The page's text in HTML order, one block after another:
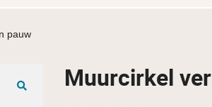
pauw
Muurcirkel